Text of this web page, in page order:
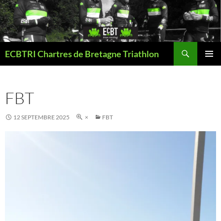
Aller
au
contenu
ECBTRI Chartres de Bretagne Triathlon
FBT
12 SEPTEMBRE 2025 × FBT